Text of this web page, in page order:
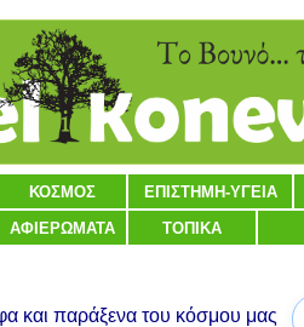
ΚΟΣΜΟΣ ΕΠΙΣΤΗΜΗ-ΥΓΕΙΑ
ΑΦΙΕΡΩΜΑΤΑ ΤΟΠΙΚΑ
και παράξενα του κόσμου μας